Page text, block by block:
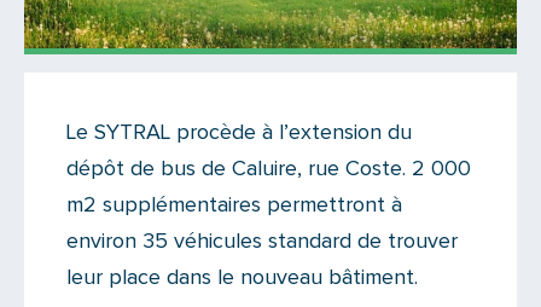
Il y a 2 commentaires sur cet article
Ajoutez le vôtre
Le SYTRAL procède à l’extension du
dépôt de bus de Caluire, rue Coste. 2 000
m2 supplémentaires permettront à
environ 35 véhicules standard de trouver
leur place dans le nouveau bâtiment.